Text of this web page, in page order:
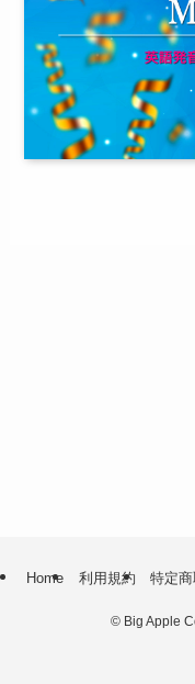
Home 利用規約 特定
© Big Apple